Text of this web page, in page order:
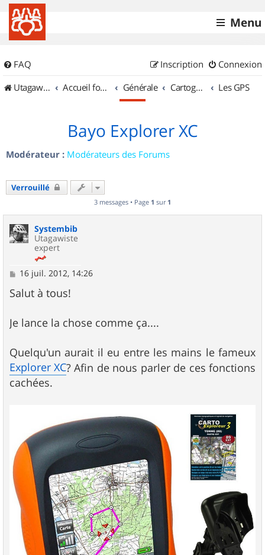
Menu
FAQ Connexion
Inscription
UtagawaVTT (Randos VTT et VTTAE avec traces GPS)
Accueil forum Générale Cartographie et GPS Les GPS
Bayo Explorer XC
Modérateur : Modérateurs des Forums
Verrouillé
3 messages • Page 1 sur 1
Systembib
Utagawiste
expert
M
s
s
g
e
16 juil. 2012, 14:26
Salut à tous!
Je lance la chose comme ça....
Quelqu'un aurait il eu entre les mains le fameux
Explorer XC? Afin de nous parler de ces fonctions
cachées.